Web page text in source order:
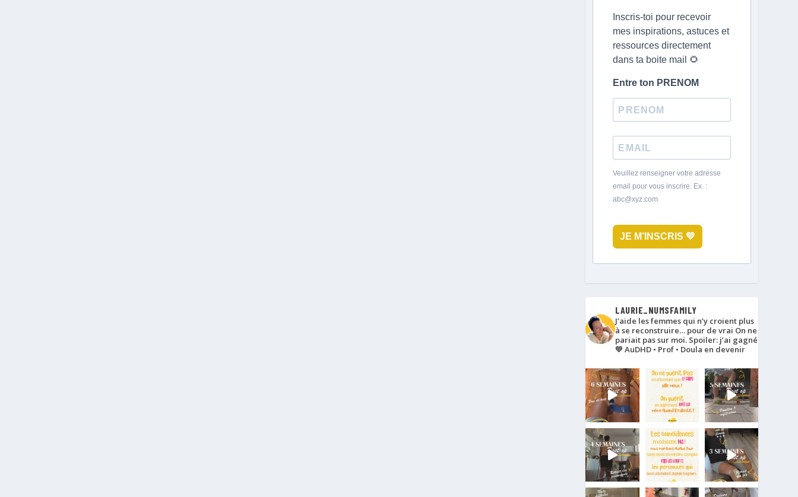
Inscris-toi pour recevoir
mes inspirations, astuces et
ressources directement
dans ta boite mail 🌻
Entre ton PRENOM
Veuillez renseigner votre adresse
email pour vous inscrire. Ex. :
abc@xyz.com
JE M’INSCRIS 💛
LAURIE_NUMSFAMILY
J’aide les femmes qui n’y croient plus
à se reconstruire… pour de vrai On ne
pariait pas sur moi. Spoiler: j’ai gagné
💛 AuDHD • Prof • Doula en devenir